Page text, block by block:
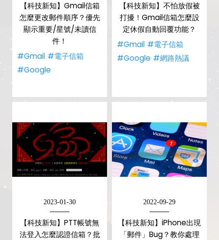
【科技新知】Gmail信箱
怎麼更改郵件順序？優先
顯示重要/星號/未讀信
件！
#Gmail #電子信箱
#Google
【科技新知】不怕放假被
打擾！Gmail信箱怎麼設
定休假自動回覆功能？
#Gmail #電子信箱
#Google #網路熱議
2023-01-30
【科技新知】PTT帳號無
法登入怎麼認證信箱？批
2022-09-29
【科技新知】iPhone出現
「郵件」Bug？教你處理